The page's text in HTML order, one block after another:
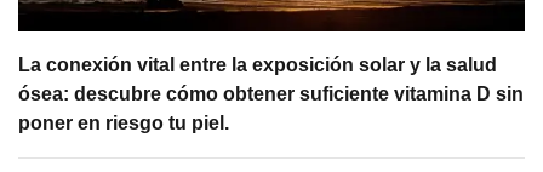
La conexión vital entre la exposición solar y la salud
ósea: descubre cómo obtener suficiente vitamina D sin
poner en riesgo tu piel.